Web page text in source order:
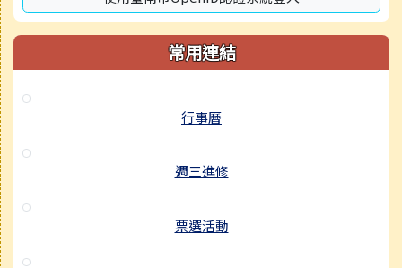
常用連結
行事曆
週三進修
票選活動